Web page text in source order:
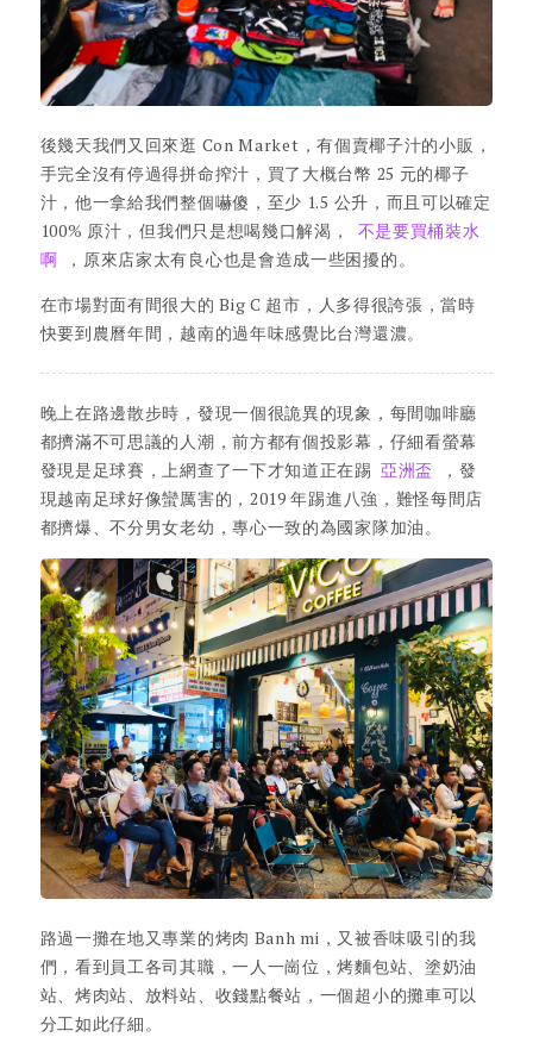
後幾天我們又回來逛 Con Market，有個賣椰子汁的小販，
手完全沒有停過得拼命搾汁，買了大概台幣 25 元的椰子
汁，他一拿給我們整個嚇傻，至少 1.5 公升，而且可以確定
100% 原汁，但我們只是想喝幾口解渴，
不是要買桶裝水
啊
，原來店家太有良心也是會造成一些困擾的。
在市場對面有間很大的 Big C 超市，人多得很誇張，當時
快要到農曆年間，越南的過年味感覺比台灣還濃。
晚上在路邊散步時，發現一個很詭異的現象，每間咖啡廳
都擠滿不可思議的人潮，前方都有個投影幕，仔細看螢幕
發現是足球賽，上網查了一下才知道正在踢 亞洲盃
，發
現越南足球好像蠻厲害的，2019 年踢進八強，難怪每間店
都擠爆、不分男女老幼，專心一致的為國家隊加油。
路過一攤在地又專業的烤肉 Banh mi，又被香味吸引的我
們，看到員工各司其職，一人一崗位，烤麵包站、塗奶油
站、烤肉站、放料站、收錢點餐站，一個超小的攤車可以
分工如此仔細。